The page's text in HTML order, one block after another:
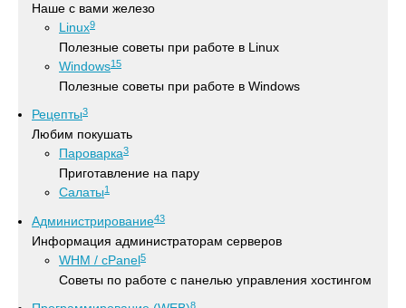
Наше с вами железо
Linux9
Полезные советы при работе в Linux
Windows15
Полезные советы при работе в Windows
Рецепты3
Любим покушать
Пароварка3
Приготавление на пару
Салаты1
Администрирование43
Информация администраторам серверов
WHM / cPanel5
Советы по работе с панелью управления хостингом
8